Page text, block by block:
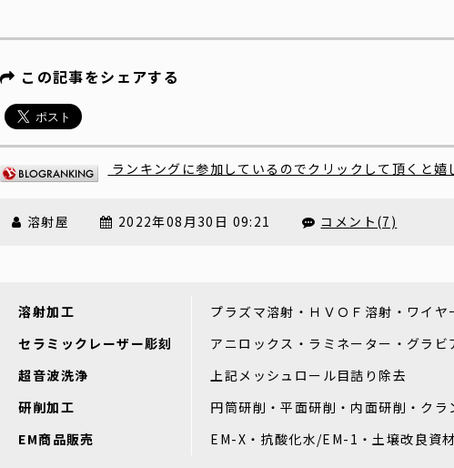
この記事をシェアする
ランキングに参加しているのでクリックして頂くと嬉
溶射屋 2022年08月30日 09:21 コメント(7)
溶射加工
プラズマ溶射・ＨＶＯＦ溶射・ワイヤ
セラミックレーザー彫刻
アニロックス・ラミネーター・グラビ
超音波洗浄
上記メッシュロール目詰り除去
研削加工
円筒研削・平面研削・内面研削・ク
EM商品販売
EM-X・抗酸化水/EM-1・土壌改良資